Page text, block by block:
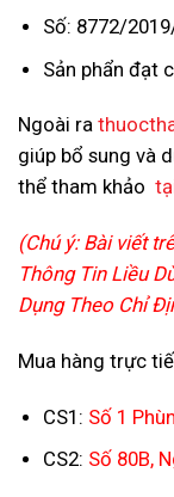
Số: 8772/
Sản phẩn đạt
Ngoài ra
giúp bổ sung và
thể tham khảo
(Chú ý: Bài viết
Thông Tin Liều
Dụng Theo Chỉ
Mua hàng trực
CS1: Số 1
CS2: Số 80B,